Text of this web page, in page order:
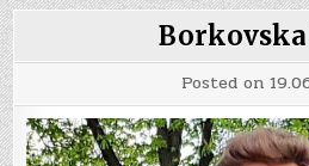
Posted on